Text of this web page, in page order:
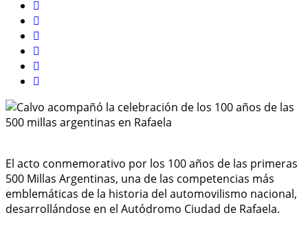
El acto conmemorativo por los 100 años de las primeras
500 Millas Argentinas, una de las competencias más
emblemáticas de la historia del automovilismo nacional,
desarrollándose en el Autódromo Ciudad de Rafaela.